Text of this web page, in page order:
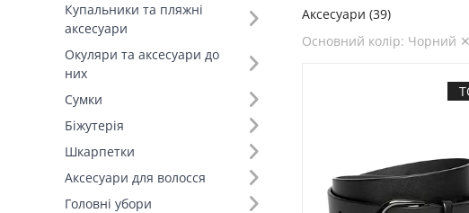
Купальники та пляжні
аксесуари
Окуляри та аксесуари до
них
Сумки
Біжутерія
Шкарпетки
Аксесуари для волосся
Головні убори
Фільтр
Ціна
SALE
Основний колір (16)
Аксесуари (39)
Основний колір: Чорний ✕